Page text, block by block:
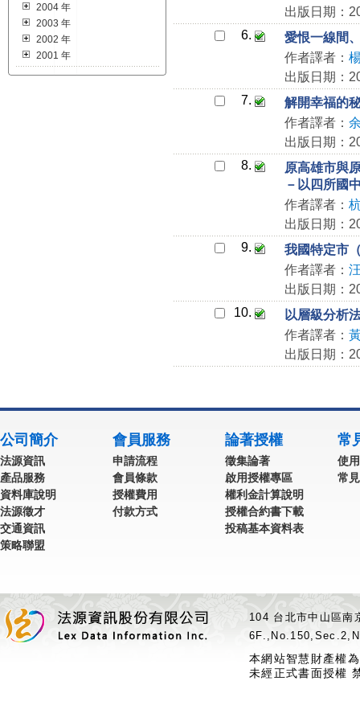
2004 年
2003 年
2002 年
2001 年
出版日期：
6.
愛恨一線間
作者譯者：
出版日期：
7.
解開幸福的
作者譯者：
出版日期：
8.
原高雄市與
－以四所國
作者譯者：
出版日期：
9.
我國特定市
作者譯者：
出版日期：
10.
以層級分析
作者譯者：
出版日期：
公司簡介
法源資訊
產品服務
資料庫說明
法源徵才
交通資訊
策略聯盟
會員服務
申請流程
會員條款
授權費用
付款方式
論著授權
徵集論著
啟用授權專區
權利金計算說明
授權合約書下載
投稿基本資料表
常
使
常
104 台北市中山區
本網站智慧財產權
未經正式書面授權